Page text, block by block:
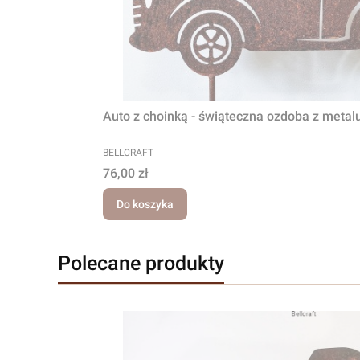
Auto z choinką - świąteczna ozdoba z
PRODUCENT
BELLCRAFT
Cena
76,00 zł
Do koszyka
Polecane produkty